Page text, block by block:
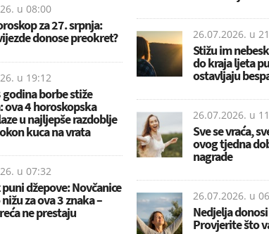
u 08:00
za 27. srpnja:
donose preokret?
u 19:12
godina borbe stiže
ova 4 horoskopska
u najljepše razdoblje
kuca na vrata
u 07:32
džepove: Novčanice
za ova 3 znaka –
ne prestaju
26.07.2026. u
Stižu im
do kraja ljeta
ostavljaju
26.07.2026. u
Sve se vraća,
ovog tjedna
nagrade
26.07.2026. u
Nedjelja
Provjerite što